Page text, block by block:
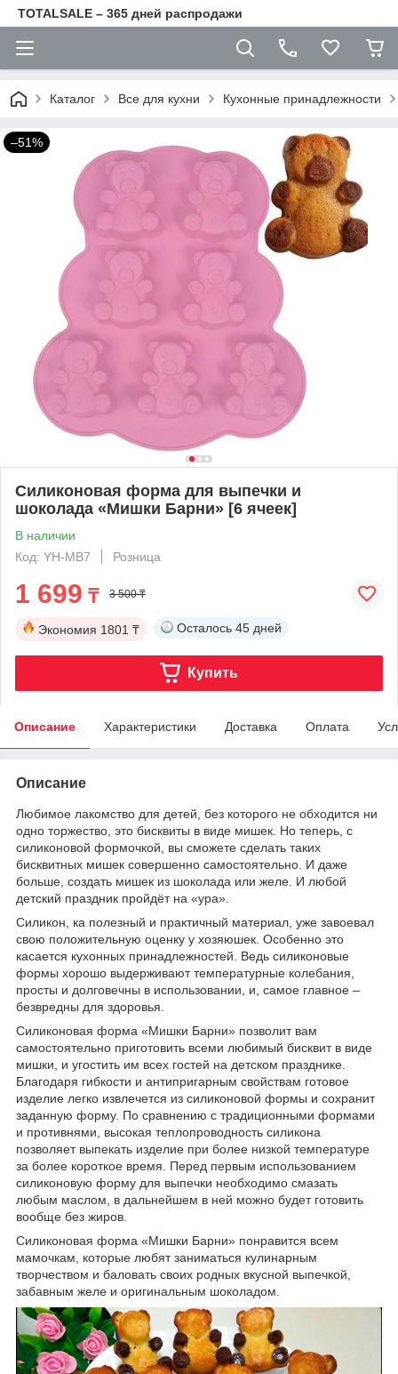
TOTALSALE – 365 дней распродажи
Каталог Все для кухни Кухонные принадлежности
–51%
Силиконовая форма для выпечки и
шоколада «Мишки Барни» [6 ячеек]
В наличии
Код: YH-MB7
Розница
1 699 ₸ 3 500 ₸
Экономия 1801 ₸ Осталось 45 дней
Купить
Описание Характеристики Доставка Оплата
Описание
Любимое лакомство для детей, без которого не обходится ни
одно торжество, это бисквиты в виде мишек. Но теперь, с
силиконовой формочкой, вы сможете сделать таких
бисквитных мишек совершенно самостоятельно. И даже
больше, создать мишек из шоколада или желе. И любой
детский праздник пройдёт на «ура».
Силикон, ка полезный и практичный материал, уже завоевал
свою положительную оценку у хозяюшек. Особенно это
касается кухонных принадлежностей. Ведь силиконовые
формы хорошо выдерживают температурные колебания,
просты и долговечны в использовании, и, самое главное –
безвредны для здоровья.
Силиконовая форма «Мишки Барни» позволит вам
самостоятельно приготовить всеми любимый бисквит в виде
мишки, и угостить им всех гостей на детском празднике.
Благодаря гибкости и антипригарным свойствам готовое
изделие легко извлечется из силиконовой формы и сохранит
заданную форму. По сравнению с традиционными формами
и противнями, высокая теплопроводность силикона
позволяет выпекать изделие при более низкой температуре
за более короткое время. Перед первым использованием
силиконовую форму для выпечки необходимо смазать
любым маслом, в дальнейшем в ней можно будет готовить
вообще без жиров.
Силиконовая форма «Мишки Барни» понравится всем
мамочкам, которые любят заниматься кулинарным
творчеством и баловать своих родных вкусной выпечкой,
забавным желе и оригинальным шоколадом.